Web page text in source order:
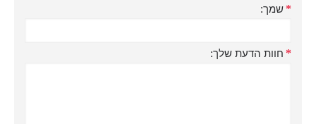
שמך:
חוות הדעת שלך: